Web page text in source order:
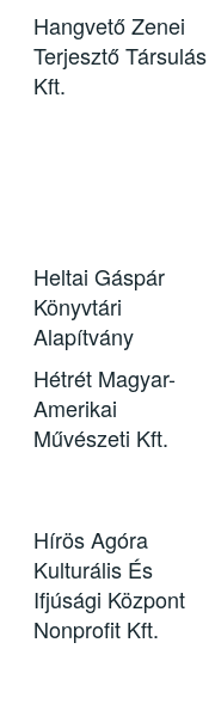
Hangvető Zenei
Terjesztő Társulás
Kft.
Heltai Gáspár
Könyvtári
Alapítvány
Hétrét Magyar-
Amerikai
Művészeti Kft.
Hírös Agóra
Kulturális És
Ifjúsági Központ
Nonprofit Kft.